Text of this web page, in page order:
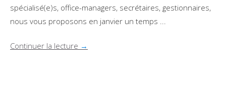
spécialisé(e)s, office-managers, secrétaires, gestionnaires,
nous vous proposons en janvier un temps ...
Continuer la lecture →